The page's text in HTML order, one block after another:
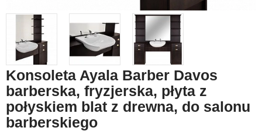
Konsoleta Ayala Barber Davos
barberska, fryzjerska, płyta z
połyskiem blat z drewna, do salonu
barberskiego